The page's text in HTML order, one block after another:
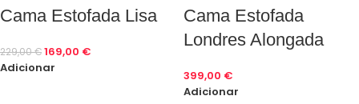
Cama Estofada Lisa
229,00€169,00 €
Adicionar
Cama Estofada
Londres Alongada
399,00 €
Adicionar